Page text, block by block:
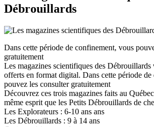
Débrouillards
Dans cette période de confinement, vous
gratuitement
Les magazines scientifiques des Débrouillards
offerts en format digital. Dans cette période
pouvez les consulter gratuitement
Découvrez ces trois magazines faits au
même esprit que les Petits Débrouillards de
Les Explorateurs : 6-10 ans ans
Les Débrouillards : 9 à 14 ans